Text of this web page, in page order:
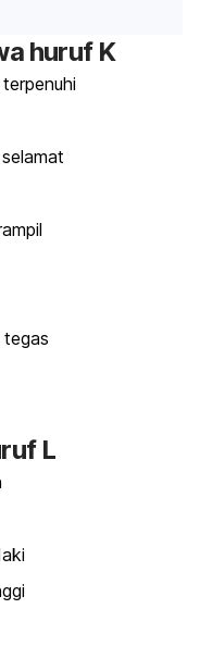
huruf K
L